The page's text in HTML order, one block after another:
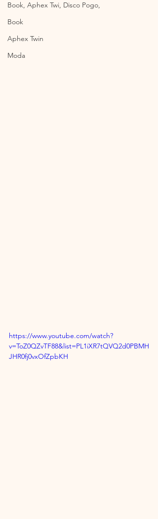
Book, Aphex Twi, Disco Pogo,
Book
Aphex Twin
Moda
https://www.youtube.com/watch?
v=ToZ0QZvTF88&list=PL1iXR7tQVQ2d0PBMH
JHR0fj0vxOfZpbKH